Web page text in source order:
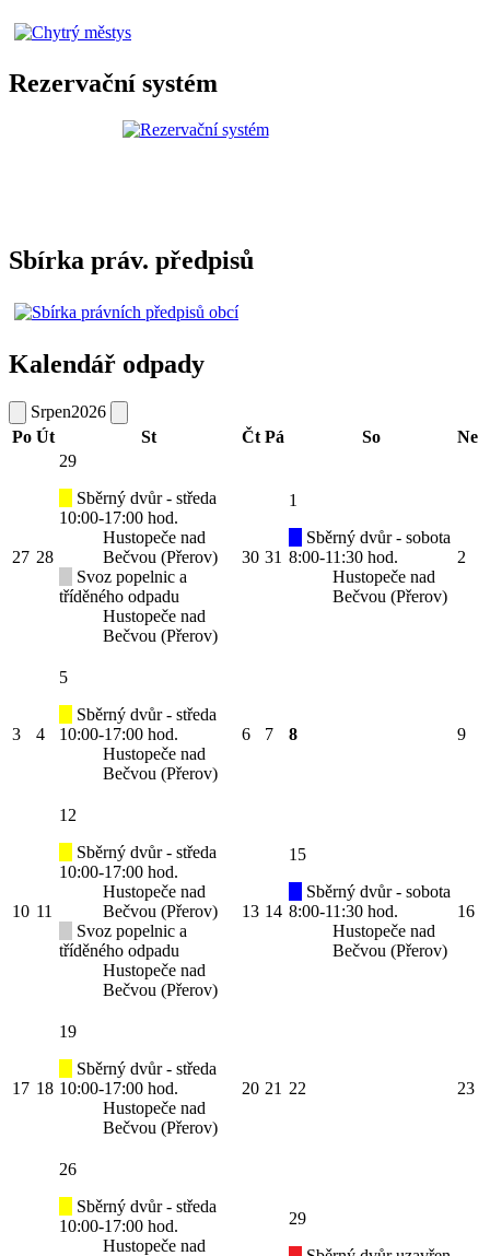
Rezervační systém
Sbírka práv. předpisů
Kalendář odpady
Srpen2026
Po Út St Čt Pá So Ne
27 28
29
Sběrný dvůr - středa
10:00-17:00 hod.
Hustopeče nad
Bečvou (Přerov)
Svoz popelnic a
tříděného odpadu
Hustopeče nad
Bečvou (Přerov)
30 31
1
Sběrný dvůr - sobota
8:00-11:30 hod.
Hustopeče nad
Bečvou (Přerov)
2
3 4
5
Sběrný dvůr - středa
10:00-17:00 hod.
Hustopeče nad
Bečvou (Přerov)
6 7 8 9
10 11
12
Sběrný dvůr - středa
10:00-17:00 hod.
Hustopeče nad
Bečvou (Přerov)
Svoz popelnic a
tříděného odpadu
Hustopeče nad
Bečvou (Přerov)
13 14
15
Sběrný dvůr - sobota
8:00-11:30 hod.
Hustopeče nad
Bečvou (Přerov)
16
17 18
19
Sběrný dvůr - středa
10:00-17:00 hod.
Hustopeče nad
Bečvou (Přerov)
20 21 22 23
26
Sběrný dvůr - středa
10:00-17:00 hod.
Hustopeče nad
29